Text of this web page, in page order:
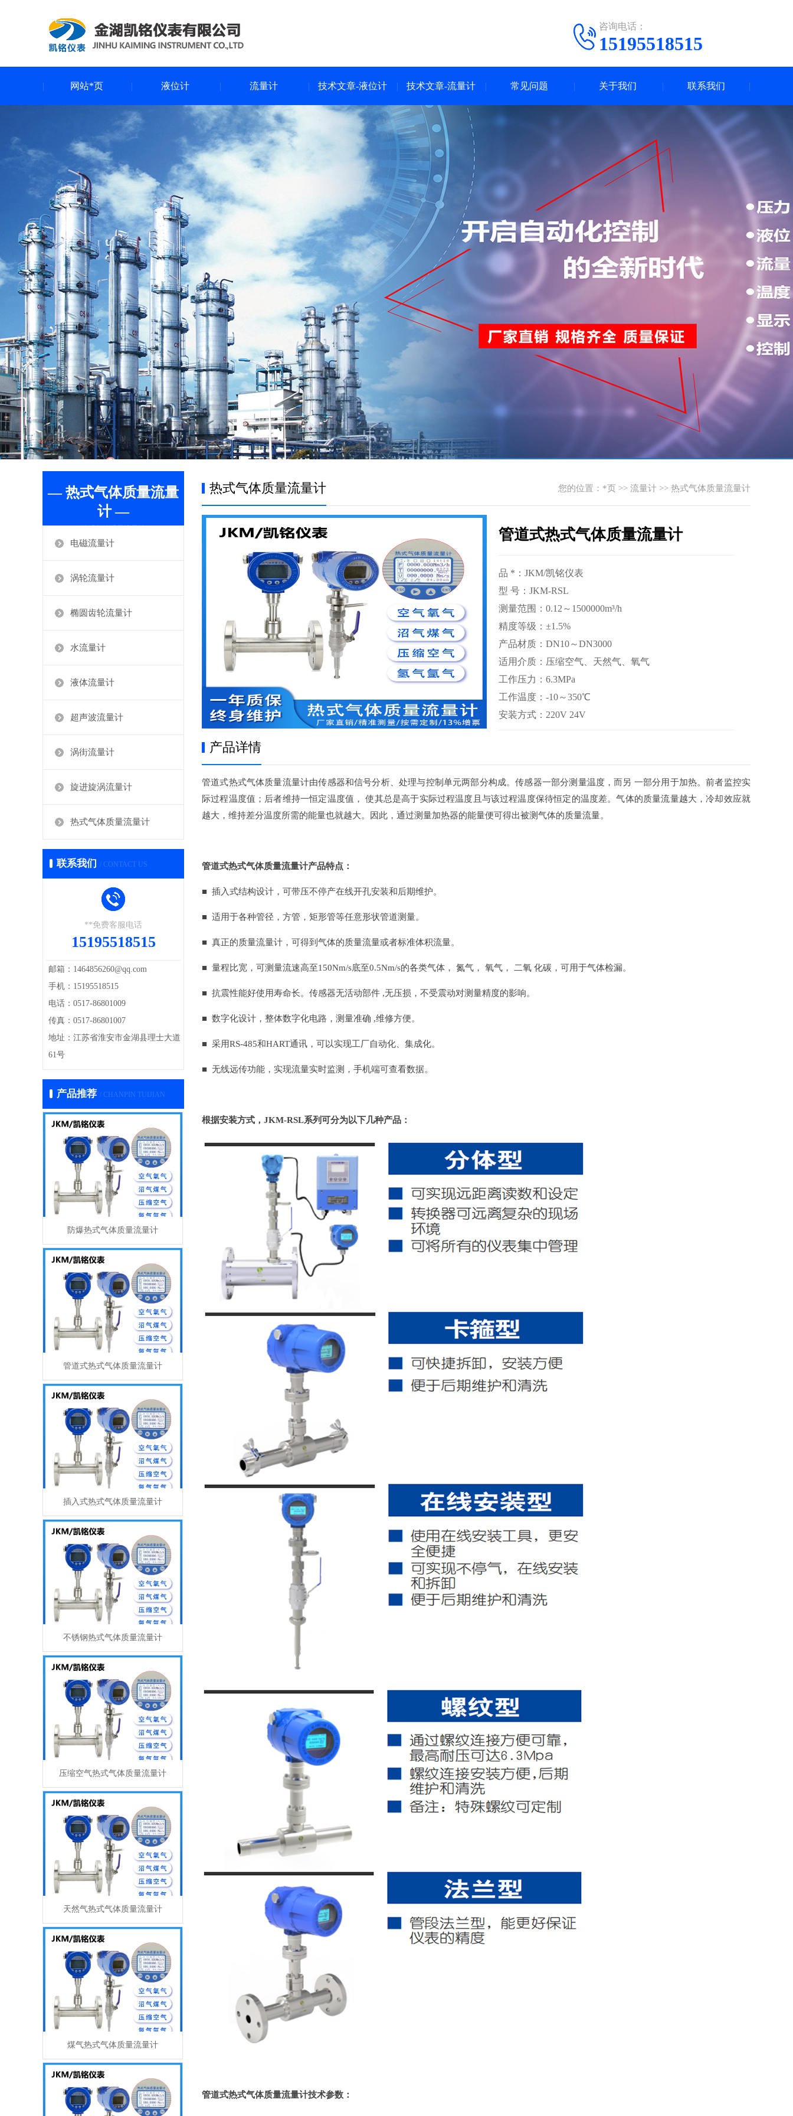
咨询电话：
15195518515
网站*页 液位计 流量计 技术文章-液位计 技术文章-流量计 常见问题 关于我们 联系我们
— 热式气体质量流量
计 —
电磁流量计
涡轮流量计
椭圆齿轮流量计
水流量计
液体流量计
超声波流量计
涡街流量计
旋进旋涡流量计
热式气体质量流量计
联系我们 / CONTACT US
**免费客服电话
15195518515
邮箱：1464856260@qq.com
手机：15195518515
电话：0517-86801009
传真：0517-86801007
地址：江苏省淮安市金湖县理士大道
61号
产品推荐 / CHANPIN TUIJIAN
防爆热式气体质量流量计
管道式热式气体质量流量计
插入式热式气体质量流量计
不锈钢热式气体质量流量计
压缩空气热式气体质量流量计
天然气热式气体质量流量计
煤气热式气体质量流量计
您的位置： *页 >> 流量计 >> 热式气体质量流量计
热式气体质量流量计
管道式热式气体质量流量计
品 *：JKM/凯铭仪表
型 号：JKM-RSL
测量范围：0.12～1500000m³/h
精度等级：±1.5%
产品材质：DN10～DN3000
适用介质：压缩空气、天然气、氧气
工作压力：6.3MPa
工作温度：-10～350℃
安装方式：220V 24V
产品详情
管道式热式气体质量流量计由传感器和信号分析、处理与控制单元两部分构成。传感器一部分测量温度，而另 一部分用于加热。前者监控实
际过程温度值；后者维持一恒定温度值， 使其总是高于实际过程温度且与该过程温度保待恒定的温度差。气体的质量流量越大，冷却效应就
越大，维持差分温度所需的能量也就越大。因此，通过测量加热器的能量便可得出被测气体的质量流量。
管道式热式气体质量流量计产品特点：
■ 插入式结构设计，可带压不停产在线开孔安装和后期维护。
■ 适用于各种管径，方管，矩形管等任意形状管道测量。
■ 真正的质量流量计，可得到气体的质量流量或者标准体积流量。
■ 量程比宽，可测量流速高至150Nm/s底至0.5Nm/s的各类气体， 氮气， 氧气， 二氧 化碳，可用于气体检漏。
■ 抗震性能好使用寿命长。传感器无活动部件 ,无压损，不受震动对测量精度的影响。
■ 数字化设计，整体数字化电路，测量准确 ,维修方便。
■ 采用RS-485和HART通讯，可以实现工厂自动化、集成化。
■ 无线远传功能，实现流量实时监测，手机端可查看数据。
根据安装方式，JKM-RSL系列可分为以下几种产品：
管道式热式气体质量流量计技术参数：